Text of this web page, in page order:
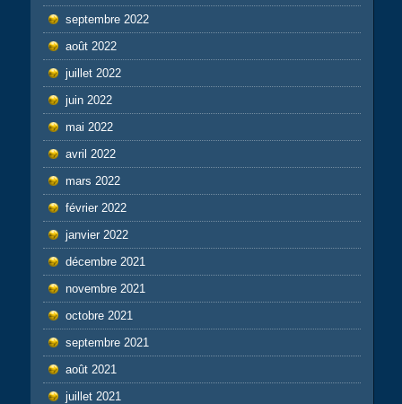
septembre 2022
août 2022
juillet 2022
juin 2022
mai 2022
avril 2022
mars 2022
février 2022
janvier 2022
décembre 2021
novembre 2021
octobre 2021
septembre 2021
août 2021
juillet 2021